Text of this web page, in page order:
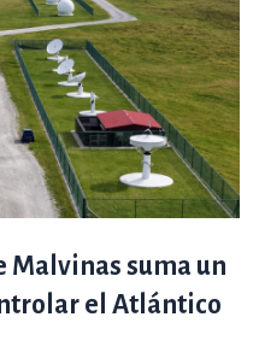
Malvinas suma un
el Atlántico